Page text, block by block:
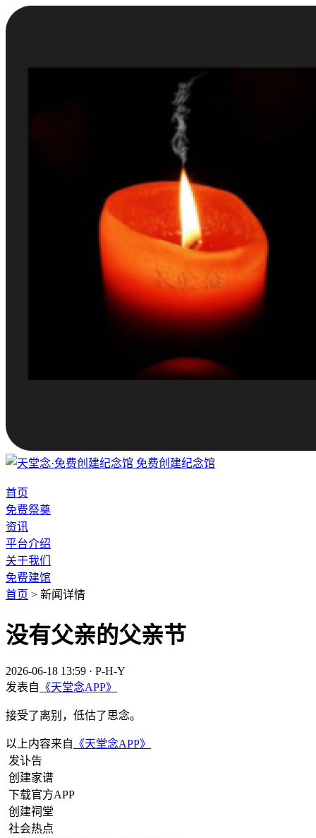
免费创建纪念馆
首页
免费祭奠
资讯
平台介绍
关于我们
免费建馆
首页 > 新闻详情
没有父亲的父亲节
2026-06-18 13:59 · P-H-Y
发表自 《天堂念APP》
接受了离别，低估了思念。
以上内容来自 《天堂念APP》
发讣告
创建家谱
下载官方APP
创建祠堂
社会热点